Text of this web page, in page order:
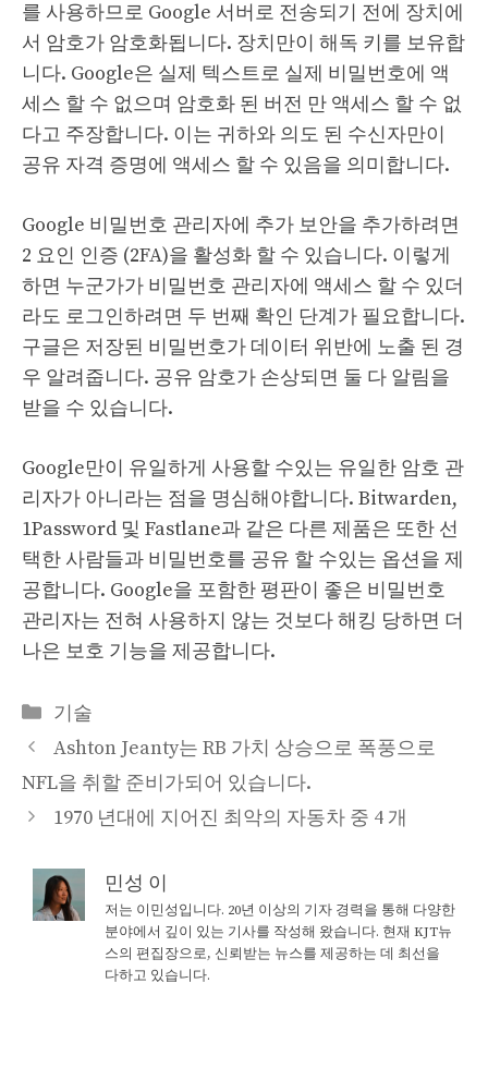
를 사용하므로 Google 서버로 전송되기 전에 장치에
서 암호가 암호화됩니다. 장치만이 해독 키를 보유합
니다. Google은 실제 텍스트로 실제 비밀번호에 액
세스 할 수 없으며 암호화 된 버전 만 액세스 할 수 없
다고 주장합니다. 이는 귀하와 의도 된 수신자만이
공유 자격 증명에 액세스 할 수 있음을 의미합니다.
Google 비밀번호 관리자에 추가 보안을 추가하려면
2 요인 인증 (2FA)을 활성화 할 수 있습니다. 이렇게
하면 누군가가 비밀번호 관리자에 액세스 할 수 있더
라도 로그인하려면 두 번째 확인 단계가 필요합니다.
구글은 저장된 비밀번호가 데이터 위반에 노출 된 경
우 알려줍니다. 공유 암호가 손상되면 둘 다 알림을
받을 수 있습니다.
Google만이 유일하게 사용할 수있는 유일한 암호 관
리자가 아니라는 점을 명심해야합니다. Bitwarden,
1Password 및 Fastlane과 같은 다른 제품은 또한 선
택한 사람들과 비밀번호를 공유 할 수있는 옵션을 제
공합니다. Google을 포함한 평판이 좋은 비밀번호
관리자는 전혀 사용하지 않는 것보다 해킹 당하면 더
나은 보호 기능을 제공합니다.
Categories
기술
Ashton Jeanty는 RB 가치 상승으로 폭풍으로
NFL을 취할 준비가되어 있습니다.
1970 년대에 지어진 최악의 자동차 중 4 개
민성 이
저는 이민성입니다. 20년 이상의 기자 경력을 통해 다양한
분야에서 깊이 있는 기사를 작성해 왔습니다. 현재 KJT뉴
스의 편집장으로, 신뢰받는 뉴스를 제공하는 데 최선을
다하고 있습니다.